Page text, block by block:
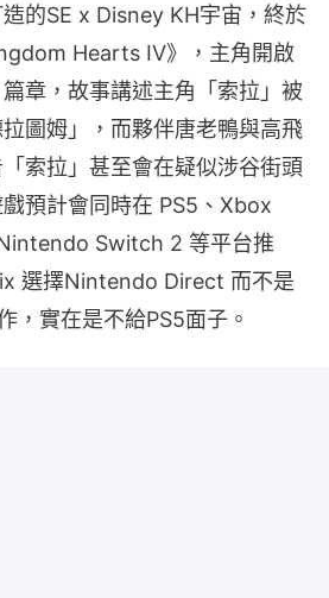
的SE x Disney KH宇宙，終於
Hearts IV》，主角開啟
章，故事講述主角「索拉」被
圖姆」，而夥伴唐老鴨與高飛
索拉」甚至會在疑似涉谷街頭
預計會同時在 PS5、Xbox
Switch 2 等平台推
選擇Nintendo Direct 而不是
，實在是不給PS5面子。